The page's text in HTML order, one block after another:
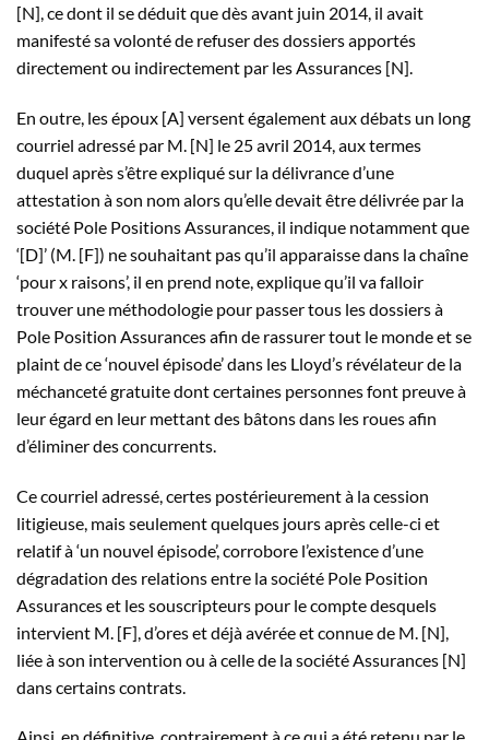
[N], ce dont il se déduit que dès avant juin 2014, il avait
manifesté sa volonté de refuser des dossiers apportés
directement ou indirectement par les Assurances [N].
En outre, les époux [A] versent également aux débats un long
courriel adressé par M. [N] le 25 avril 2014, aux termes
duquel après s’être expliqué sur la délivrance d’une
attestation à son nom alors qu’elle devait être délivrée par la
société Pole Positions Assurances, il indique notamment que
‘[D]’ (M. [F]) ne souhaitant pas qu’il apparaisse dans la chaîne
‘pour x raisons’, il en prend note, explique qu’il va falloir
trouver une méthodologie pour passer tous les dossiers à
Pole Position Assurances afin de rassurer tout le monde et se
plaint de ce ‘nouvel épisode’ dans les Lloyd’s révélateur de la
méchanceté gratuite dont certaines personnes font preuve à
leur égard en leur mettant des bâtons dans les roues afin
d’éliminer des concurrents.
Ce courriel adressé, certes postérieurement à la cession
litigieuse, mais seulement quelques jours après celle-ci et
relatif à ‘un nouvel épisode’, corrobore l’existence d’une
dégradation des relations entre la société Pole Position
Assurances et les souscripteurs pour le compte desquels
intervient M. [F], d’ores et déjà avérée et connue de M. [N],
liée à son intervention ou à celle de la société Assurances [N]
dans certains contrats.